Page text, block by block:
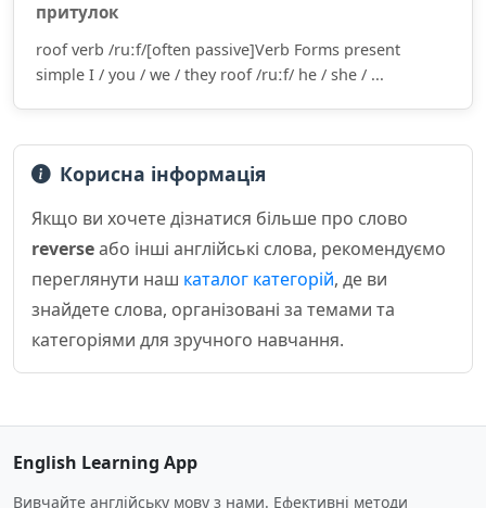
притулок
roof verb /ruːf/[often passive]Verb Forms present
simple I / you / we / they roof /ruːf/ he / she / ...
Корисна інформація
Якщо ви хочете дізнатися більше про слово
reverseабо інші англійські слова, рекомендуємо
переглянути наш каталог категорій, де ви
знайдете слова, організовані за темами та
категоріями для зручного навчання.
English Learning App
Вивчайте англійську мову з нами. Ефективні методи